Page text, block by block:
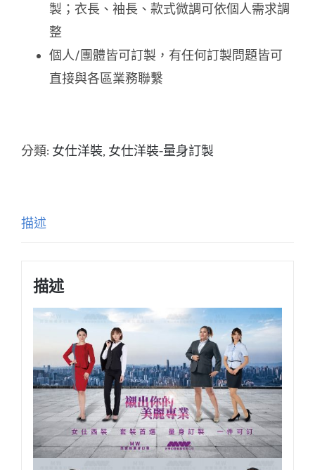
製；衣長、袖長、款式微調可依個人需求調
整
個人/團體皆可訂製，有任何訂製問題皆可
直接與各區業務聯繫
分類: 女仕洋裝, 女仕洋裝-量身訂製
描述
描述